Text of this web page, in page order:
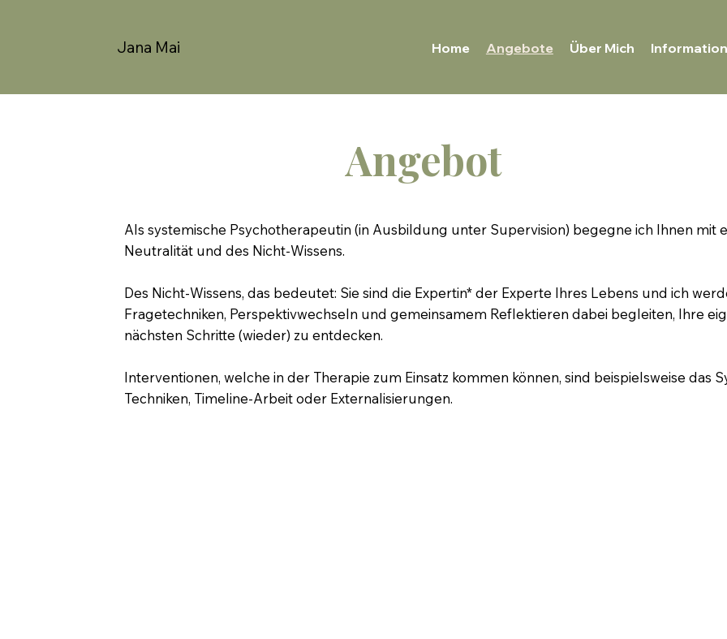
Jana Mai Home Angebote Über Mich
Als systemische Psychotherapeutin (in Ausbildung unter Supervision) begegne ich Ihnen
Neutralität und des Nicht-Wissens.
Des Nicht-Wissens, das bedeutet: Sie sind die Expertin* der Experte Ihres Lebens und ich
Fragetechniken, Perspektivwechseln und gemeinsamem Reflektieren dabei begleiten, Ihre
nächsten Schritte (wieder) zu entdecken.
Interventionen, welche in der Therapie zum Einsatz kommen können, sind beispielsweise das
Techniken, Timeline-Arbeit oder Externalisierungen.
Angebot